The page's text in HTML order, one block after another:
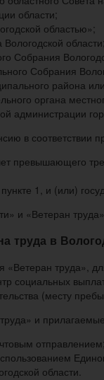
области;
областью»;
Собрания
Собрания
района
органа
администрации
в соответствии
превышающего
1, и (или)
и «Ветеран
труда в
труда»,
социальных
(месту
и
области.